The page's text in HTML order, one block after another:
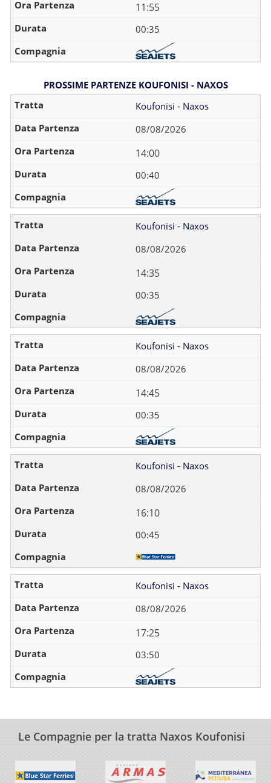
11:55
00:35
PROSSIME PARTENZE KOUFONISI - NAXOS
Koufonisi - Naxos
08/08/2026
14:00
00:40
Koufonisi - Naxos
08/08/2026
14:35
00:35
Koufonisi - Naxos
08/08/2026
14:45
00:35
Koufonisi - Naxos
08/08/2026
16:10
00:45
Koufonisi - Naxos
08/08/2026
17:25
03:50
Le Compagnie per la tratta Naxos Koufonisi